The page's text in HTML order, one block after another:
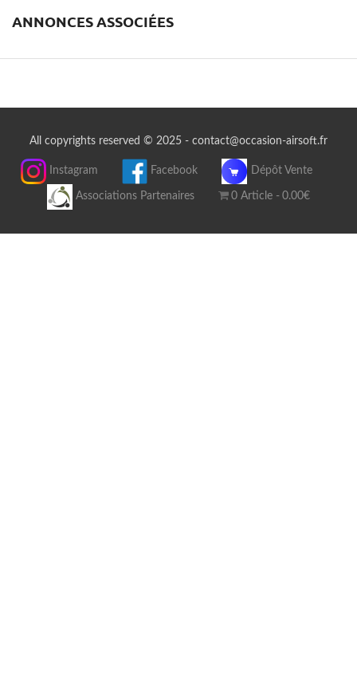
ANNONCES ASSOCIÉES
All copyrights reserved © 2025 - contact@occasion-airsoft.fr
Instagram Facebook Dépôt Vente
Associations Partenaires 0 Article 0.00€